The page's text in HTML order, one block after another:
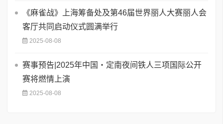
《麻雀战》上海筹备处及第46届世界丽人大赛丽人会
客厅共同启动仪式圆满举行
2025-08-08
赛事预告|2025年中国・定南夜间铁人三项国际公开
赛将燃情上演
2025-08-08